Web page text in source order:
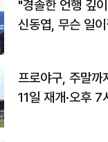
"경솔한 언행 깊
신동엽, 무슨 일
프로야구, 주말
11일 재개·오후 7